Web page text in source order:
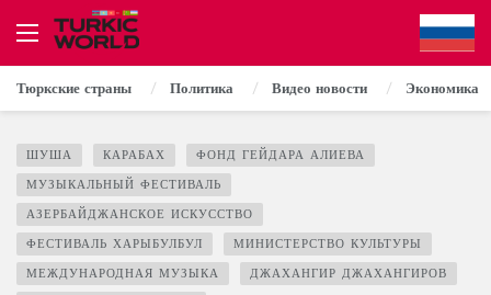
Тюркские страны Политика Видео новости Экономика
ШУША КАРАБАХ ФОНД ГЕЙДАРА АЛИЕВА
МУЗЫКАЛЬНЫЙ ФЕСТИВАЛЬ
АЗЕРБАЙДЖАНСКОЕ ИСКУССТВО
ФЕСТИВАЛЬ ХАРЫБУЛБУЛ МИНИСТЕРСТВО КУЛЬТУРЫ
МЕЖДУНАРОДНАЯ МУЗЫКА ДЖАХАНГИР ДЖАХАНГИРОВ